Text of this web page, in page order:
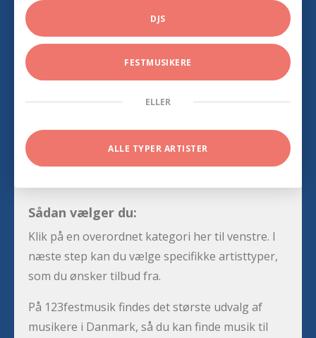
DJS
FESTMUSIKERE
ELLER
ALLE TYPER ARTISTER
Sådan vælger du:
Klik på en overordnet kategori her til venstre. I
næste step kan du vælge specifikke artisttyper,
som du ønsker tilbud fra.
På 123festmusik findes det største udvalg af
musikere i Danmark, så du kan finde musik til